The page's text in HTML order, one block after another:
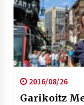
2016/08/26
Garikoitz